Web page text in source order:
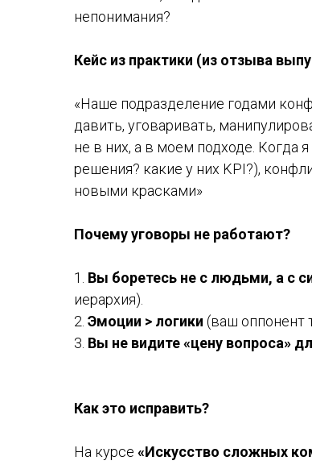
непонимания?
Кейс из практики (из отзыва
«Наше подразделение годами
давить, уговаривать,
не в них, а в моем подходе. Когда
решения? какие у них KPI?),
новыми красками»
Почему уговоры не работают?
1. Вы боретесь не с людьми, а с
иерархия).
2. Эмоции > логики (ваш оппонент
3. Вы не видите «цену вопроса»
Как это исправить?
На курсе «Искусство сложных